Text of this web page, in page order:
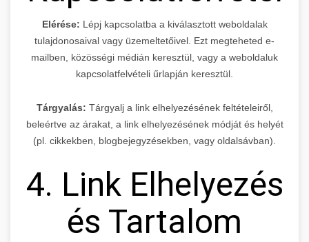
Elérése: Lépj kapcsolatba a kiválasztott weboldalak
tulajdonosaival vagy üzemeltetőivel. Ezt megteheted e-
mailben, közösségi médián keresztül, vagy a weboldaluk
kapcsolatfelvételi űrlapján keresztül.
Tárgyalás: Tárgyalj a link elhelyezésének feltételeiről,
beleértve az árakat, a link elhelyezésének módját és helyét
(pl. cikkekben, blogbejegyzésekben, vagy oldalsávban).
4. Link Elhelyezés
és Tartalom